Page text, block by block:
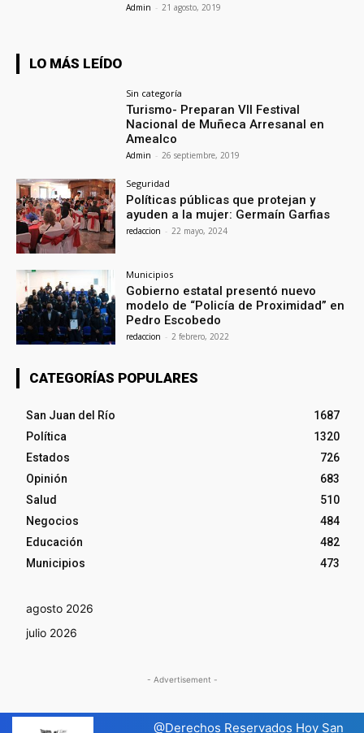
Admin - 21 agosto, 2019
LO MÁS LEÍDO
Sin categoría
Turismo- Preparan VII Festival
Nacional de Muñeca Arresanal en
Amealco
Admin - 26 septiembre, 2019
Seguridad
Políticas públicas que protejan y
ayuden a la mujer: Germaín Garfias
redaccion - 22 mayo, 2024
Municipios
Gobierno estatal presentó nuevo
modelo de “Policía de Proximidad” en
Pedro Escobedo
redaccion - 2 febrero, 2022
CATEGORÍAS POPULARES
San Juan del Río
1687
Política
1320
Estados
726
Opinión
683
Salud
510
Negocios
484
Educación
482
Municipios
473
agosto 2026
julio 2026
- Advertisement -
@Derechos Reservados Hoy San